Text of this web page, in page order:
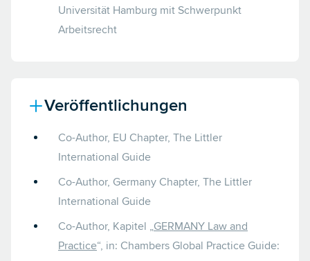
Universität Hamburg mit Schwerpunkt
Arbeitsrecht
Veröffentlichungen
Co-Author, EU Chapter, The Littler
International Guide
Co-Author, Germany Chapter, The Littler
International Guide
Co-Author, Kapitel „GERMANY Law and
Practice“, in: Chambers Global Practice Guide: